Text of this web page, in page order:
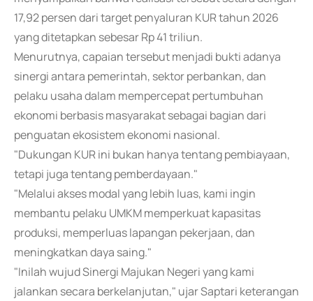
17,92 persen dari target penyaluran KUR tahun 2026
yang ditetapkan sebesar Rp 41 triliun.
Menurutnya, capaian tersebut menjadi bukti adanya
sinergi antara pemerintah, sektor perbankan, dan
pelaku usaha dalam mempercepat pertumbuhan
ekonomi berbasis masyarakat sebagai bagian dari
penguatan ekosistem ekonomi nasional.
"Dukungan KUR ini bukan hanya tentang pembiayaan,
tetapi juga tentang pemberdayaan."
"Melalui akses modal yang lebih luas, kami ingin
membantu pelaku UMKM memperkuat kapasitas
produksi, memperluas lapangan pekerjaan, dan
meningkatkan daya saing."
"Inilah wujud Sinergi Majukan Negeri yang kami
jalankan secara berkelanjutan," ujar Saptari keterangan